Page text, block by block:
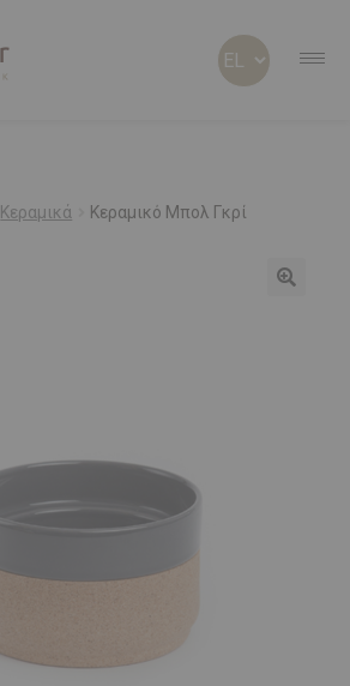
ABOUT US
ΠΡΟΣΦΟΡΕΣ
Κεραμικά Κεραμικό Μπολ Γκρί